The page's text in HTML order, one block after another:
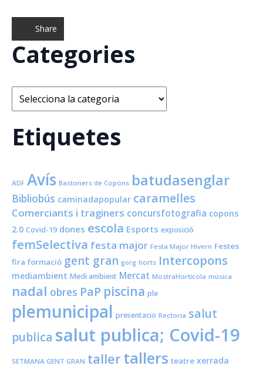
Share
Categories
Categories
Etiquetes
ADF Avís Bastoners de Copons batudasenglar
Bibliobús caminadapopular caramelles
Comerciants i traginers concursfotografia copons
2.0 Covid-19 dones escola Esports exposició
femSelectiva festa major Festa Major Hivern Festes
fira formació gent gran gorg horts Intercopons
mediambient Medi ambient Mercat MostraHortícola música
nadal obres PaP piscina ple
plemunicipal presentacio Rectoria salut
publica salut publica; Covid-19
SETMANA GENT GRAN taller tallers teatre xerrada